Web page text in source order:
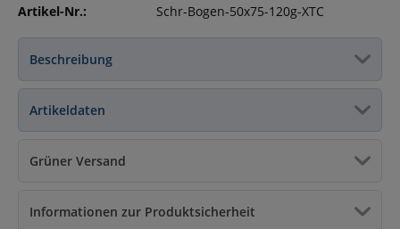
Artikel-Nr.:
Schr-Bogen-50x75-120g-XTC
Beschreibung
Artikeldaten
Grüner Versand
Informationen zur Produktsicherheit